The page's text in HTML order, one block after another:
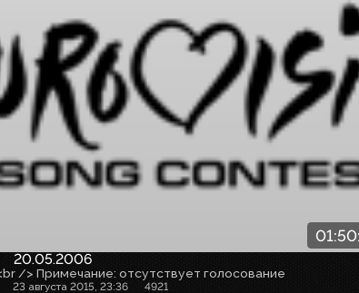
20.05.2006
/> Примечание: отсутствует голосование
23 августа 2015, 23:36 4921